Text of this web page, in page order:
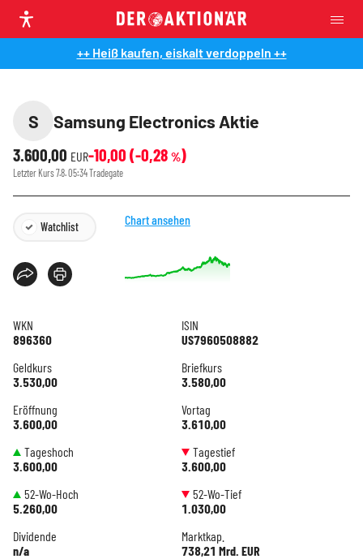
++ Heiß kaufen, eiskalt verdoppeln ++
S
Samsung Electronics Aktie
3.600,00 EUR-10,00 (-0,28 %)
Letzter Kurs7.8. 05:34Tradegate
Watchlist Chart ansehen
WKN
896360
ISIN
US7960508882
Geldkurs
3.530,00
Briefkurs
3.580,00
Eröffnung
3.600,00
Vortag
3.610,00
Tageshoch
3.600,00
Tagestief
3.600,00
52-Wo-Hoch
5.260,00
52-Wo-Tief
1.030,00
Dividende
n/a
Marktkap.
738,21 Mrd. EUR